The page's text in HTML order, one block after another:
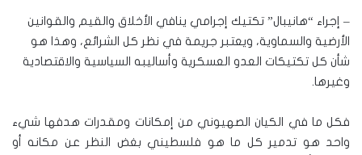
– إجراء “هانيبال” تكتيك إجرامي ينافي الأخلاق والقيم والقوانين
الأرضية والسماوية، ويعتبر جريمة في نظر كل الشرائع، وهذا هو
شأن كل تكتيكات العدو العسكرية وأساليبه السياسية والاقتصادية
وغيرها.
فكل ما في الكيان الصهيوني من إمكانات ومقدرات هدفها شيء
واحد هو تدمير كل ما هو فلسطيني بغض النظر عن مكانه أو